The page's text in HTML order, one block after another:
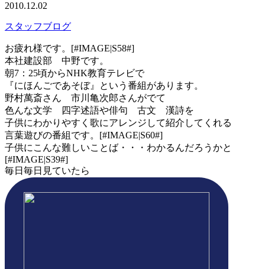
2010.12.02
スタッフブログ
お疲れ様です。[#IMAGE|S58#]
本社建設部 中野です。
朝7：25頃からNHK教育テレビで
『にほんごであそぼ』という番組があります。
野村萬斎さん 市川亀次郎さんがでて
色んな文学 四字述語や俳句 古文 漢詩を
子供にわかりやすく歌にアレンジして紹介してくれる
言葉遊びの番組です。[#IMAGE|S60#]
子供にこんな難しいことば・・・わかるんだろうかと
[#IMAGE|S39#]
毎日毎日見ていたら